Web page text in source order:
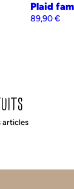
Plaid
89,90€
articles